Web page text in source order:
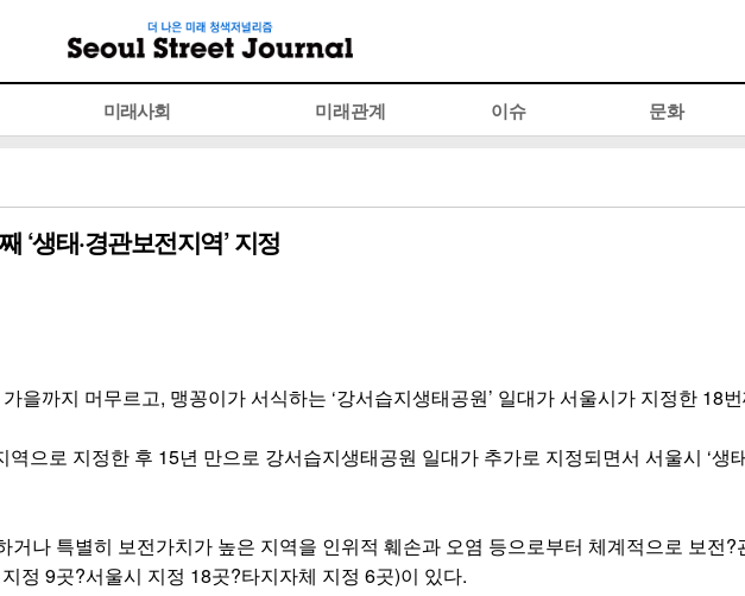
미래사회 미래관계 이슈 문화
‘생태·경관보전지역’ 지정
을까지 머무르고, 맹꽁이가 서식하는 ‘강서습지생태공원’ 일대가 서울시가 지정한 18번
으로 지정한 후 15년 만으로 강서습지생태공원 일대가 추가로 지정되면서 서울시 ‘생
거나 특별히 보전가치가 높은 지역을 인위적 훼손과 오염 등으로부터 체계적으로 보전
정 9곳?서울시 지정 18곳?타지자체 지정 6곳)이 있다.